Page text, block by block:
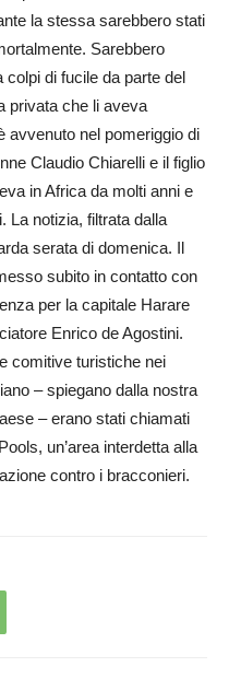
la stessa sarebbero stati
Sarebbero
colpi di fucile da parte del
privata che li aveva
avvenuto nel pomeriggio di
Claudio Chiarelli e il figlio
in Africa da molti anni e
La notizia, filtrata dalla
serata di domenica. Il
subito in contatto con
per la capitale Harare
Enrico de Agostini.
comitive turistiche nei
– spiegano dalla nostra
– erano stati chiamati
un’area interdetta alla
contro i bracconieri.